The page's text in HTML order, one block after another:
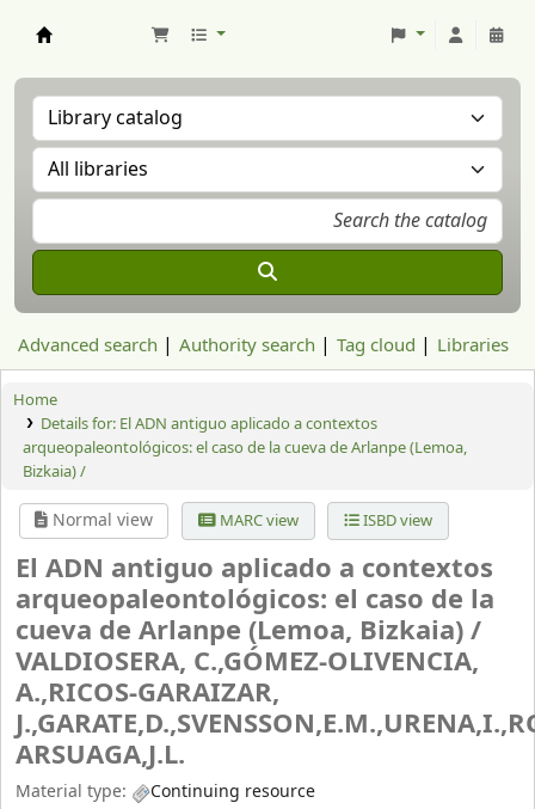
Advanced search Authority search Tag cloud Libraries
Home
Details for: El ADN antiguo aplicado a contextos
arqueopaleontológicos: el caso de la cueva de Arlanpe (Lemoa,
Bizkaia) /
Normal view MARC view ISBD view
El ADN antiguo aplicado a contextos
arqueopaleontológicos: el caso de la
cueva de Arlanpe (Lemoa, Bizkaia) /
VALDIOSERA, C.,GÓMEZ-OLIVENCIA,
A.,RICOS-GARAIZAR,
ARSUAGA,J.L.
Material type:
Continuing resource